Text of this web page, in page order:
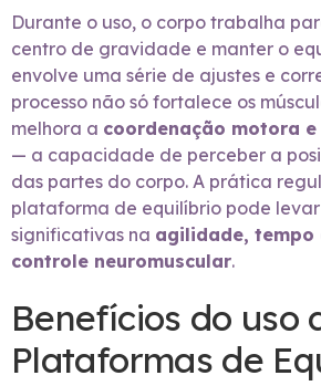
Durante o uso, o corpo trabalha
centro de gravidade e manter o
envolve uma série de ajustes e
processo não só fortalece os
melhora a coordenação motora
— a capacidade de perceber a
das partes do corpo. A prática
plataforma de equilíbrio pode
significativas na agilidade, tempo
controle neuromuscular.
Benefícios do uso
Plataformas de